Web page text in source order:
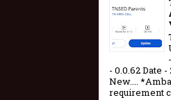
- 0.0.62 Date
New....
requirement